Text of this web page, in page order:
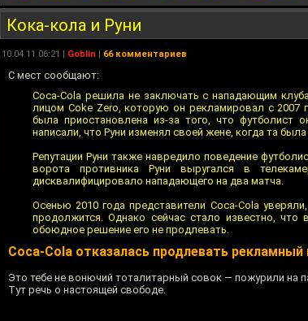
Кока-кола и Руни
10.04.11 06:21 | Goblin | 66 комментариев
С мест сообщают:
Coca-Cola решила не заключать с нападающим
лицом Coke Zero, которую он рекламировал с 2007
была приостановлена из-за того, что футболист
написали, что Руни изменял своей жене, когда та
Репутации Руни также навредило поведение
ворота противника Руни выругался в
дисквалифицировало нападающего на два матча.
Осенью 2010 года представители Coca-Cola
продолжится. Однако сейчас стало известно, что
обоюдное решение его не продлевать.
Coca-Cola отказалась продлевать рекламный
Это тебе не вонючий тоталитарный совок — пожурили на
Тут речь о настоящей свободе.